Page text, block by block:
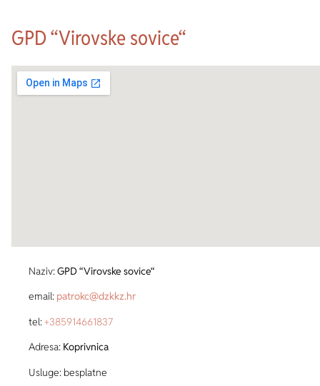
GPD “Virovske sovice“
Naziv:GPD “Virovske sovice“
email: patrokc@dzkkz.hr
tel:+385914661837
Adresa: Koprivnica
Usluge: besplatne